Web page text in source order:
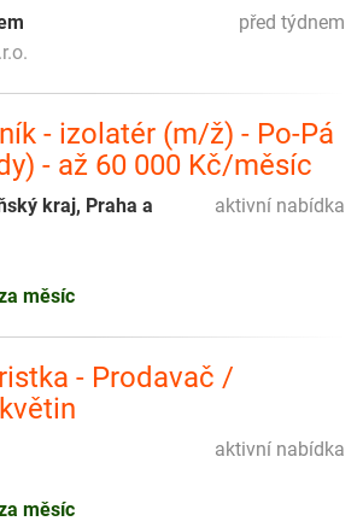
před týdnem
- izolatér (m/ž) - Po-Pá
- až 60 000 Kč/měsíc
aktivní nabídka
kraj, Praha a
měsíc
- Prodavač /
aktivní nabídka
měsíc